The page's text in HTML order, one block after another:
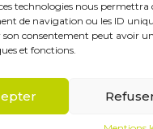
technologies nous permettra
de navigation ou les ID
son consentement peut avoir
et fonctions.
Footer
Principale
Saint-Maur-des-